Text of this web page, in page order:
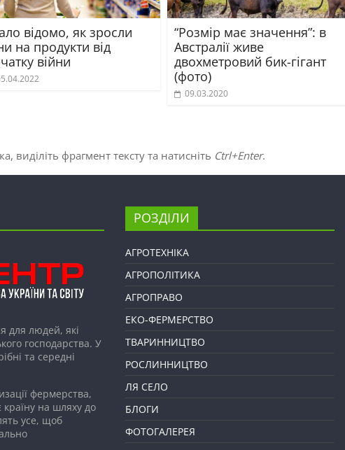
відомо, як зросли
на продукти від
війни
“Розмір має значення”: в
Австралії живе
двохметровий бик-гігант
(фото)
09.03.2020
фрагмент тексту та натисніть Ctrl+Enter.
для людей, які
господарства. У
та середні
фермерства,
країну на шляху до
усе, щоб
РОЗДІЛИ
АГРОТЕХНІКА
АГРОПОЛІТИКА
АГРОПРАВО
ЕКО-ФЕРМЕРСТВО
ТВАРИННИЦТВО
РОСЛИННИЦТВО
ЛЯ СЕЛО
БЛОГИ
ФОТОГАЛЕРЕЯ